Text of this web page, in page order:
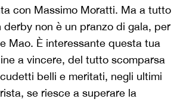
con Massimo Moratti. Ma a tutto
derby non è un pranzo di gala, per
Mao. È interessante questa tua
a vincere, del tutto scomparsa
belli e meritati, negli ultimi
se riesce a superare la